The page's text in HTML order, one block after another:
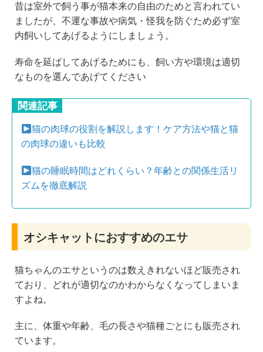
昔は室外で飼う事が猫本来の自由のためと言われてい
ましたが、不運な事故や病気・怪我を防ぐため必ず室
内飼いしてあげるようにしましょう。
寿命を延ばしてあげるためにも、飼い方や環境は適切
なものを選んであげてください
関連記事
猫の肉球の役割を解説します！ケア方法や猫と猫
の肉球の違いも比較
猫の睡眠時間はどれくらい？年齢との関係生活リ
ズムを徹底解説
オシキャットにおすすめのエサ
猫ちゃんのエサというのは数えきれないほど販売され
ており、どれが適切なのかわからなくなってしまいま
すよね。
主に、体重や年齢、毛の長さや猫種ごとにも販売され
ています。